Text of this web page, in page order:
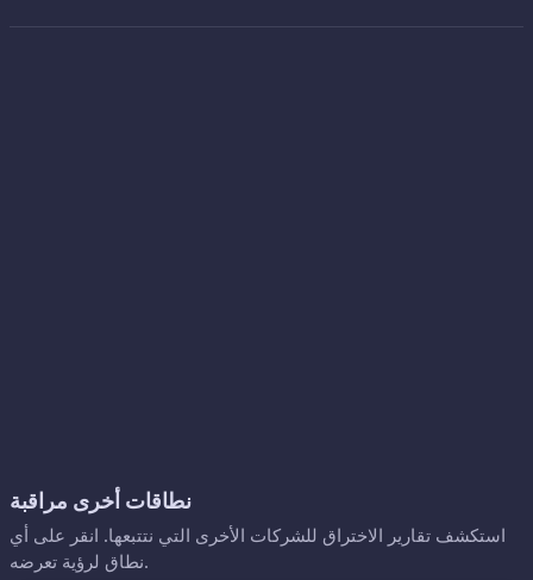
نطاقات أخرى مراقبة
استكشف تقارير الاختراق للشركات الأخرى التي نتتبعها. انقر على أي
نطاق لرؤية تعرضه.